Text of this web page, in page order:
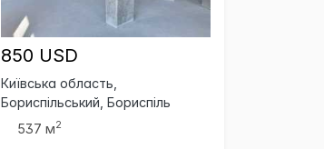
850 USD
Київська область,
Бориспільський, Бориспіль
537 м2